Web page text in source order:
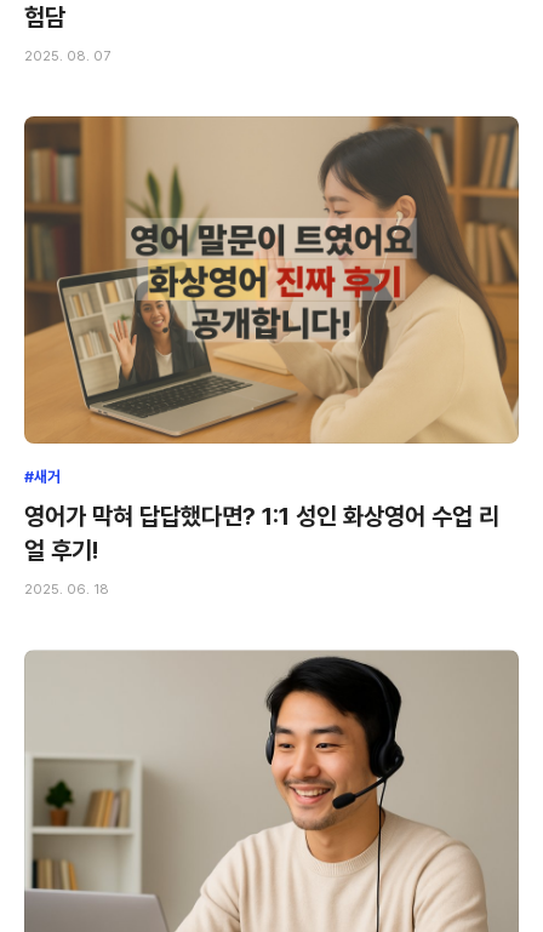
험담
2025. 08. 07
#새거
영어가 막혀 답답했다면? 1:1 성인 화상영어 수업 리
얼 후기!
2025. 06. 18